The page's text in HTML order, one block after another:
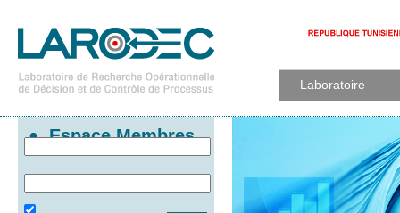
Laboratoire
Espace Membres